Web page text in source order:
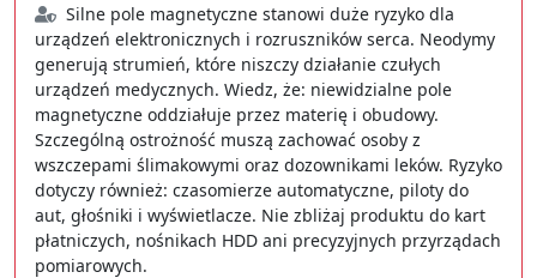
Silne pole magnetyczne stanowi duże ryzyko dla
urządzeń elektronicznych i rozruszników serca. Neodymy
generują strumień, które niszczy działanie czułych
urządzeń medycznych. Wiedz, że: niewidzialne pole
magnetyczne oddziałuje przez materię i obudowy.
Szczególną ostrożność muszą zachować osoby z
wszczepami ślimakowymi oraz dozownikami leków. Ryzyko
dotyczy również: czasomierze automatyczne, piloty do
aut, głośniki i wyświetlacze. Nie zbliżaj produktu do kart
płatniczych, nośnikach HDD ani precyzyjnych przyrządach
pomiarowych.